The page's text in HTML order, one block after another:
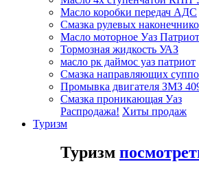
Масло коробки передач АДС
Смазка рулевых
Масло моторное Уаз
Тормозная жидкость УАЗ
масло рк даймос уаз патриот
Смазка направляющих
Промывка двигателя ЗМЗ
Смазка проникающая Уаз
Распродажа! Хиты продаж
Туризм
Туризм